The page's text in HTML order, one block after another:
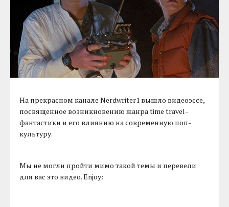
На прекрасном канале Nerdwriter1 вышло видеоэссе,
посвященное возникновению жанра time travel-
фантастики и его влиянию на современную поп-
культуру.
Мы не могли пройти мимо такой темы и перевели
для вас это видео. Enjoy: